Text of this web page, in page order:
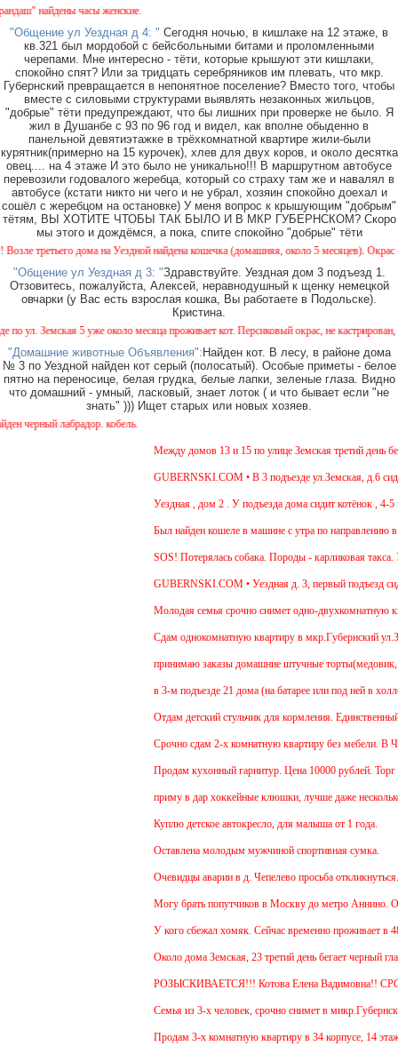
найдены часы женские.
"Общение ул Уездная д 4: " Сегодня ночью, в кишлаке на 12 этаже, в
кв.321 был мордобой с бейсбольными битами и проломленными
черепами. Мне интересно - тёти, которые крышуют эти кишлаки,
спокойно спят? Или за тридцать серебряников им плевать, что мкр.
Губернский превращается в непонятное поселение? Вместо того, чтобы
вместе с силовыми структурами выявлять незаконных жильцов,
"добрые" тёти предупреждают, что бы лишних при проверке не было. Я
жил в Душанбе с 93 по 96 год и видел, как вполне обыденно в
панельной девятиэтажке в трёхкомнатной квартире жили-были
курятник(примерно на 15 курочек), хлев для двух коров, и около десятка
овец.... на 4 этаже И это было не уникально!!! В маршрутном автобусе
перевозили годовалого жеребца, который со страху там же и навалял в
автобусе (кстати никто ни чего и не убрал, хозяин спокойно доехал и
сошёл с жеребцом на остановке) У меня вопрос к крышующим "добрым"
тётям, ВЫ ХОТИТЕ ЧТОБЫ ТАК БЫЛО И В МКР ГУБЕРНСКОМ? Скоро
мы этого и дождёмся, а пока, спите спокойно "добрые" тёти
третьего дома на Уездной найдена кошечка (домашняя, около 5 месяцев). Окрас -
"Общение ул Уездная д 3: "Здравствуйте. Уездная дом 3 подъезд 1.
Отзовитесь, пожалуйста, Алексей, неравнодушный к щенку немецкой
овчарки (у Вас есть взрослая кошка, Вы работаете в Подольске).
Кристина.
Земская 5 уже около месяца проживает кот. Персиковый окрас, не кастрирован,
"Домашние животные Объявления": Найден кот. В лесу, в районе дома
№ 3 по Уездной найден кот серый (полосатый). Особые приметы - белое
пятно на переносице, белая грудка, белые лапки, зеленые глаза. Видно
что домашний - умный, ласковый, знает лоток ( и что бывает если "не
знать" ))) Ищет старых или новых хозяев.
лабрадор. кобель.
Между домов 13 и 15 по улице Земская третий день
GUBERNSKI.COM • В 3 подъезде ул.Земская, д.6
Уездная , дом 2 . У подъезда дома сидит котёнок , 4-5
Был найден кошеле в машине с утра по направлению в
SOS! Потерялась собака. Породы - карликовая
GUBERNSKI.COM • Уездная д. 3, первый подъезд
Молодая семья срочно снимет одно-двухкомнатную
Cдам однокомнатную квартиру в мкр.Губернский
принимаю заказы домашние штучные торты(медовик,
в 3-м подъезде 21 дома (на батарее или под ней в
Отдам детский стульчик для кормления.
Срочно сдам 2-х комнатную квартиру без мебели. В
Продам кухонный гарнитур. Цена 10000 рублей. Торг
приму в дар хоккейные клюшки, лучше даже несколько:)
Куплю детское автокресло, для малыша от 1 года.
Оставлена молодым мужчиной спортивная сумка.
Очевидцы аварии в д. Чепелево просьба откликнуться.
Могу брать попутчиков в Москву до метро Аннино.
У кого сбежал хомяк. Сейчас временно проживает в
Около дома Земская, 23 третий день бегает черный
РОЗЫСКИВАЕТСЯ!!! Котова Елена Вадимовна!!
Семья из 3-х человек, срочно снимет в
Продам 3-х комнатную квартиру в 34 корпусе, 14